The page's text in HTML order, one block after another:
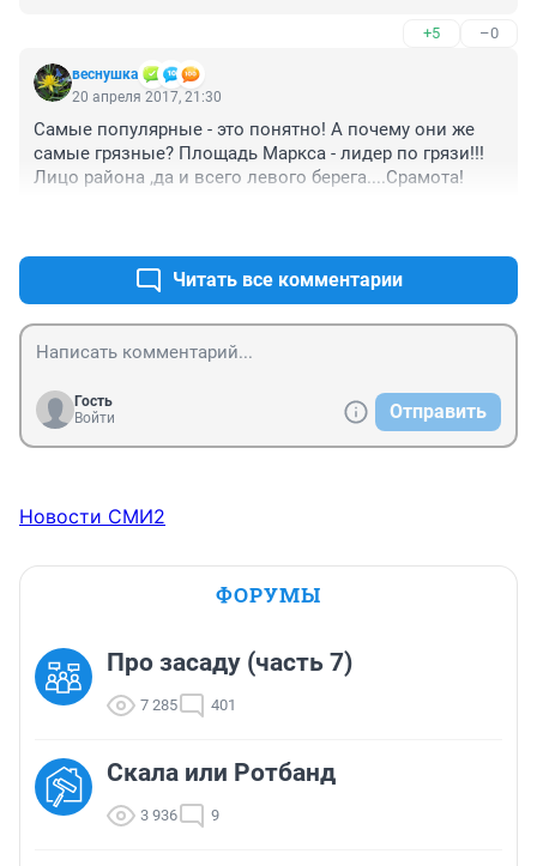
+5 –0
веснушка
20 апреля 2017, 21:30
Самые популярные - это понятно! А почему они же
самые грязные? Площадь Маркса - лидер по грязи!!!
Лицо района ,да и всего левого берега....Срамота!
Читать все комментарии
Гость
Войти
Отправить
Новости СМИ2
ФОРУМЫ
Про засаду (часть 7)
7 285 401
Скала или Ротбанд
3 936 9